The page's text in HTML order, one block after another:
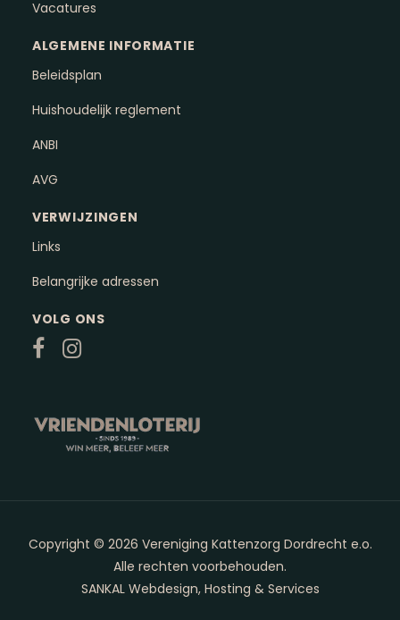
Vacatures
ALGEMENE INFORMATIE
Beleidsplan
Huishoudelijk reglement
ANBI
AVG
VERWIJZINGEN
Links
Belangrijke adressen
VOLG ONS
Copyright © 2026 Vereniging Kattenzorg Dordrecht e.o.
Alle rechten voorbehouden.
SANKAL Webdesign, Hosting & Services